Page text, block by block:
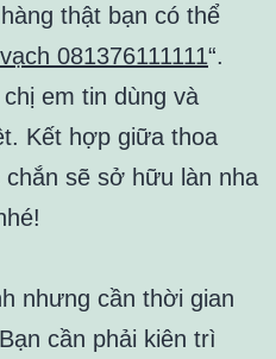
thật bạn có thể
081376111111“.
em tin dùng và
Kết hợp giữa thoa
sẽ sở hữu làn nha
nhưng cần thời gian
cần phải kiên trì